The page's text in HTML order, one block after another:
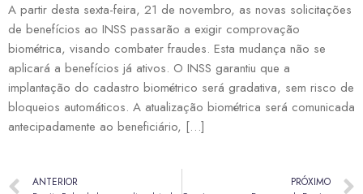
A partir desta sexta-feira, 21 de novembro, as novas solicitações
de benefícios ao INSS passarão a exigir comprovação
biométrica, visando combater fraudes. Esta mudança não se
aplicará a benefícios já ativos. O INSS garantiu que a
implantação do cadastro biométrico será gradativa, sem risco de
bloqueios automáticos. A atualização biométrica será comunicada
antecipadamente ao beneficiário, […]
ANTERIOR PRÓXIMO